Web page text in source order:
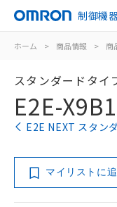
制御機
ホーム > 商品情報 > 商
スタンダードタイ
E2E-
E2E NEXT スタン
マイリストに